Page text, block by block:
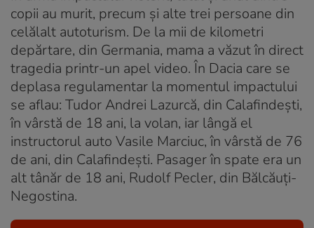
copii au murit, precum şi alte trei persoane din
celălalt autoturism. De la mii de kilometri
depărtare, din Germania, mama a văzut în direct
tragedia printr-un apel video. În Dacia care se
deplasa regulamentar la momentul impactului
se aflau: Tudor Andrei Lazurcă, din Calafindești,
în vârstă de 18 ani, la volan, iar lângă el
instructorul auto Vasile Marciuc, în vârstă de 76
de ani, din Calafindești. Pasager în spate era un
alt tânăr de 18 ani, Rudolf Pecler, din Bălcăuți-
Negostina.